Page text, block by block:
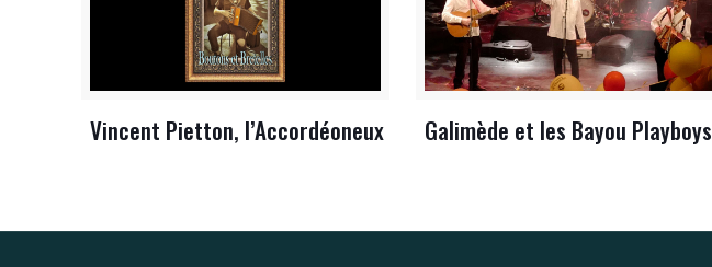
Vincent Pietton, l’Accordéoneux Galimède et les Bayou Playboys